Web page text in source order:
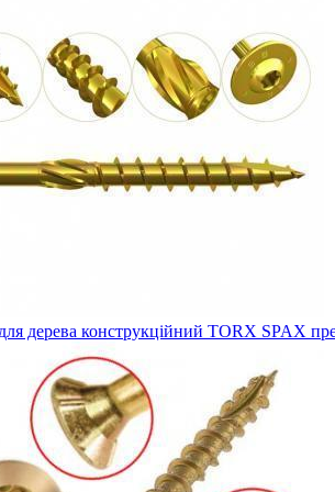
дерева конструкційний TORX SPAX